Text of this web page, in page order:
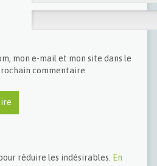
mon e-mail et mon site dans le
commentaire.
réduire les indésirables.
En